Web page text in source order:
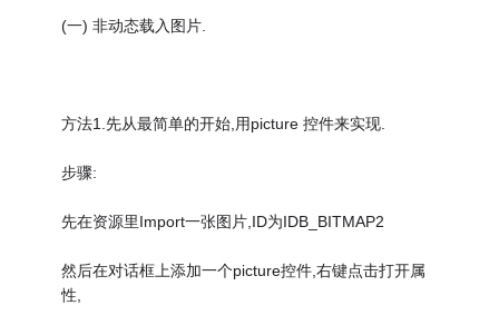
(一) 非动态载入图片.
方法1.先从最简单的开始,用picture 控件来实现.
步骤:
先在资源里Import一张图片,ID为IDB_BITMAP2
然后在对话框上添加一个picture控件,右键点击打开属
性,